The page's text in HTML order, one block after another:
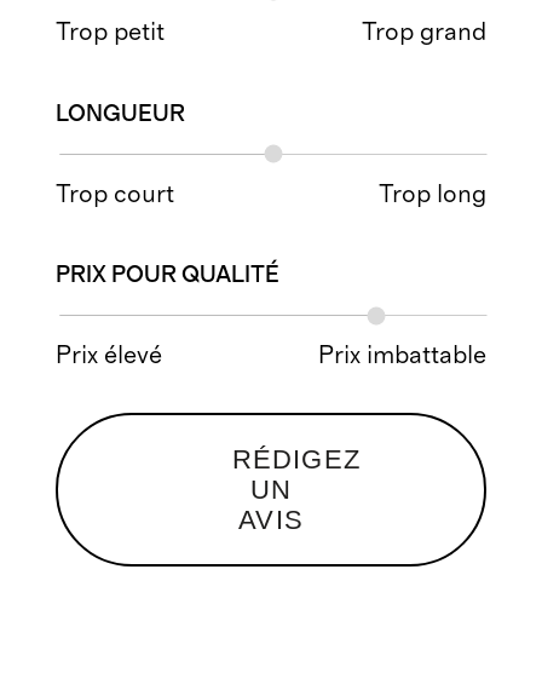
Trop petit Trop grand
LONGUEUR
Trop court Trop long
PRIX POUR QUALITÉ
Prix élevé Prix imbattable
RÉDIGEZ
UN
AVIS